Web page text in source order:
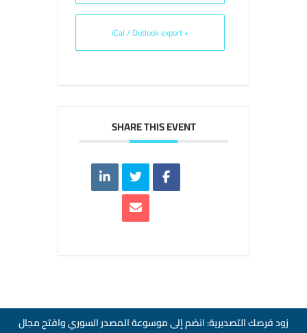
+ iCal / Outlook export
SHARE THIS EVENT
زود فرصك التصديرية: انضم إلى موسوعة المصدر السوري وافتح مجال